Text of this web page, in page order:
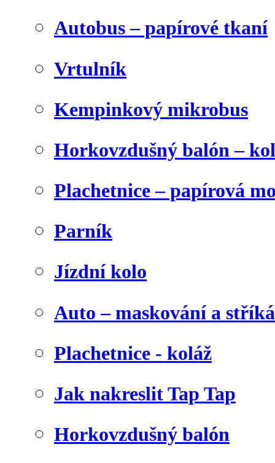
Autobus – papírové tkaní
Vrtulník
Kempinkový mikrobus
Horkovzdušný balón –
Plachetnice – papírová
Parník
Jízdní kolo
Auto – maskování a
Plachetnice - koláž
Jak nakreslit Tap Tap
Horkovzdušný balón